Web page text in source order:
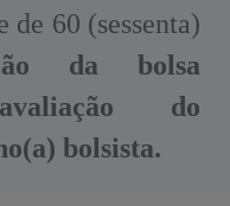
60 (sessenta)
da bolsa
do
bolsista.